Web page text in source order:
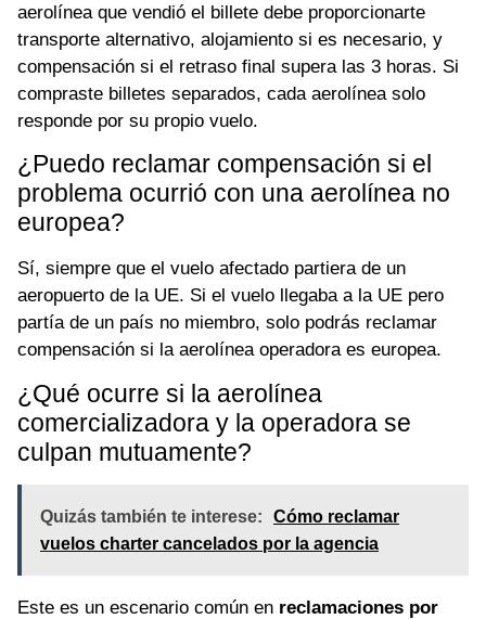
aerolínea que vendió el billete debe proporcionarte
transporte alternativo, alojamiento si es necesario, y
compensación si el retraso final supera las 3 horas. Si
compraste billetes separados, cada aerolínea solo
responde por su propio vuelo.
¿Puedo reclamar compensación si el
problema ocurrió con una aerolínea no
europea?
Sí, siempre que el vuelo afectado partiera de un
aeropuerto de la UE. Si el vuelo llegaba a la UE pero
partía de un país no miembro, solo podrás reclamar
compensación si la aerolínea operadora es europea.
¿Qué ocurre si la aerolínea
comercializadora y la operadora se
culpan mutuamente?
Quizás también te interese:
Cómo reclamar
vuelos charter cancelados por la agencia
Este es un escenario común en reclamaciones por